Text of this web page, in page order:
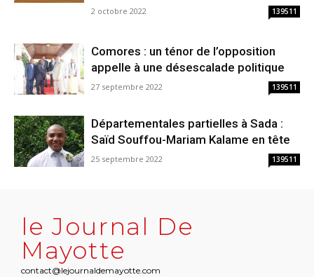
2 octobre 2022 139511
Comores : un ténor de l’opposition
appelle à une désescalade politique
27 septembre 2022 139511
Départementales partielles à Sada :
Saïd Souffou-Mariam Kalame en tête
25 septembre 2022 139511
le Journal De
Mayotte
contact@lejournaldemayotte.com